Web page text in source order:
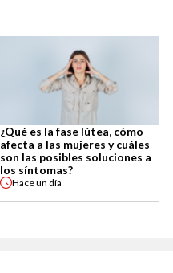
¿Qué es la fase lútea, cómo
afecta a las mujeres y cuáles
son las posibles soluciones a
los síntomas?
Haceun día